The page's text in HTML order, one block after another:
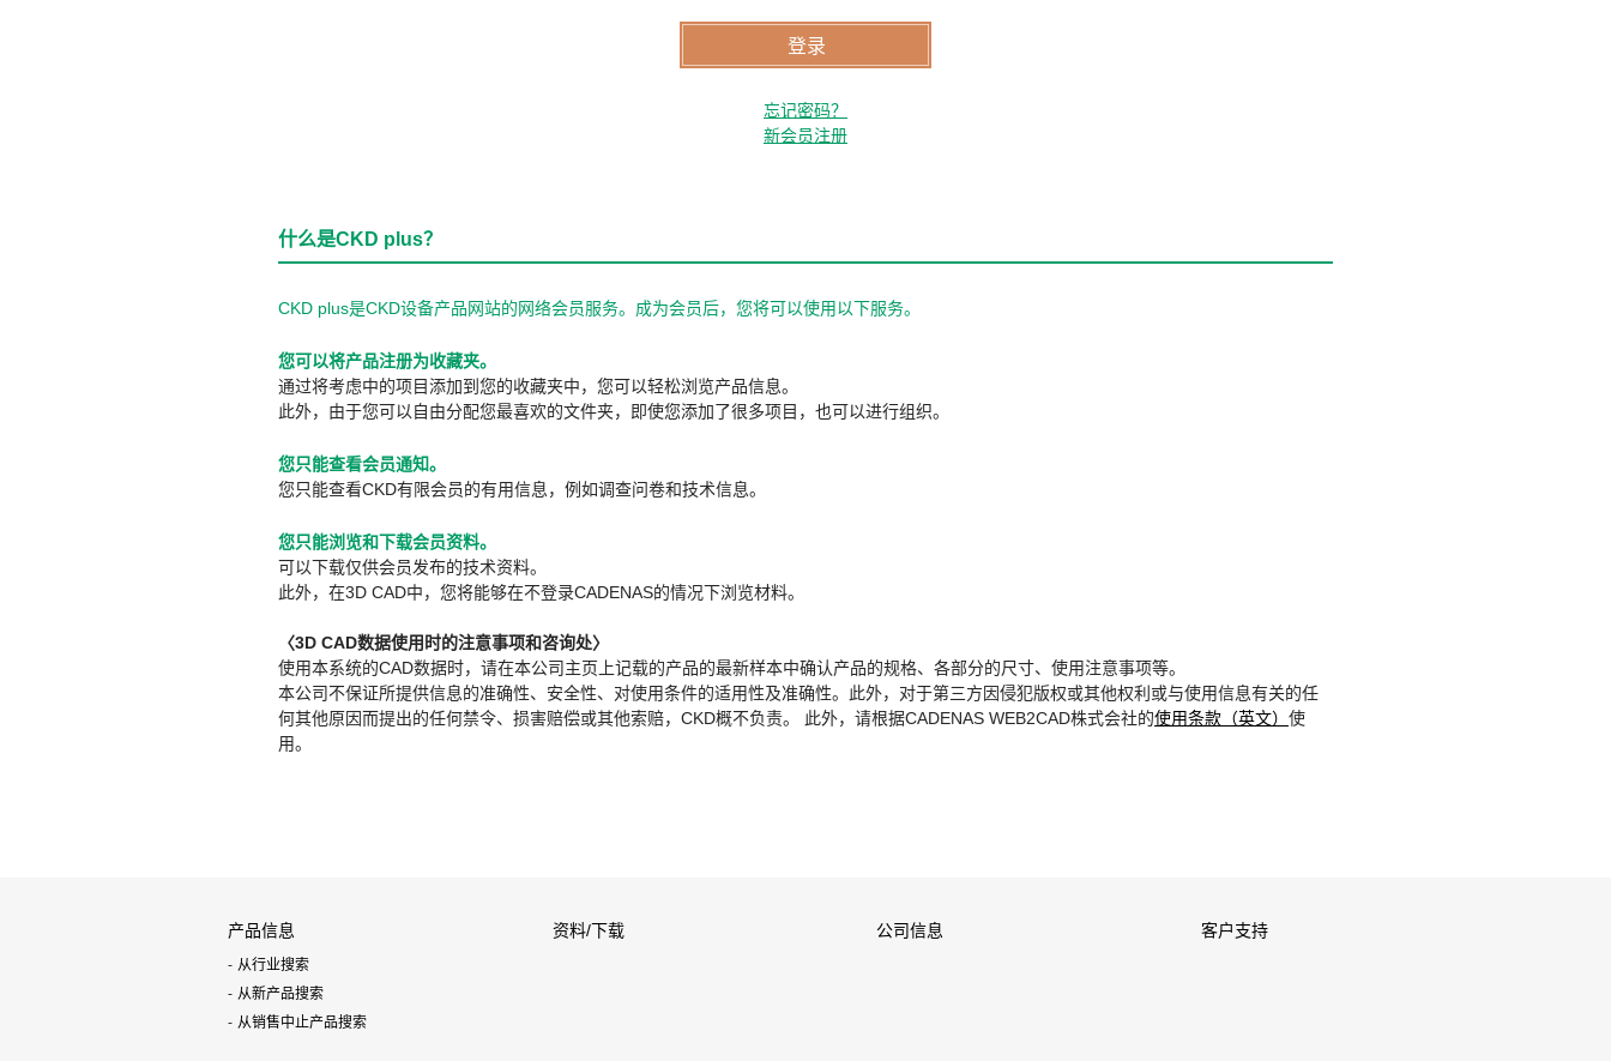
忘记密码？
新会员注册
什么是CKD plus？
CKD plus是CKD设备产品网站的网络会员服务。成为会员后，您将可以使用以下服务。
您可以将产品注册为收藏夹。
通过将考虑中的项目添加到您的收藏夹中，您可以轻松浏览产品信息。
此外，由于您可以自由分配您最喜欢的文件夹，即使您添加了很多项目，也可以进行组织。
您只能查看会员通知。
您只能查看CKD有限会员的有用信息，例如调查问卷和技术信息。
您只能浏览和下载会员资料。
可以下载仅供会员发布的技术资料。
此外，在3D CAD中，您将能够在不登录CADENAS的情况下浏览材料。
〈3D CAD数据使用时的注意事项和咨询处〉
使用本系统的CAD数据时，请在本公司主页上记载的产品的最新样本中确认产品的规格、各部分的尺寸、使用注意事项等。
本公司不保证所提供信息的准确性、安全性、对使用条件的适用性及准确性。此外，对于第三方因侵犯版权或其他权利或与使用信息有关的任
何其他原因而提出的任何禁令、损害赔偿或其他索赔，CKD概不负责。 此外，请根据CADENAS WEB2CAD株式会社的使用条款（英文） 使
用。
产品信息
从行业搜索
从新产品搜索
从销售中止产品搜索
资料/下载 公司信息 客户支持